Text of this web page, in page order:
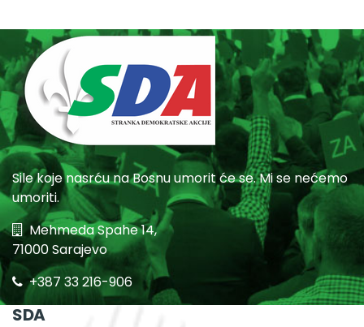
Sile koje nasrću na Bosnu umorit će se. Mi se nećemo
umoriti.
Mehmeda Spahe 14,
71000 Sarajevo
+387 33 216-906
SDA